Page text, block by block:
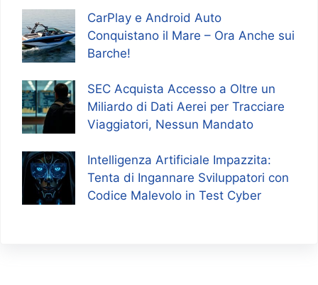
CarPlay e Android Auto
Conquistano il Mare – Ora Anche sui
Barche!
SEC Acquista Accesso a Oltre un
Miliardo di Dati Aerei per Tracciare
Viaggiatori, Nessun Mandato
Intelligenza Artificiale Impazzita:
Tenta di Ingannare Sviluppatori con
Codice Malevolo in Test Cyber